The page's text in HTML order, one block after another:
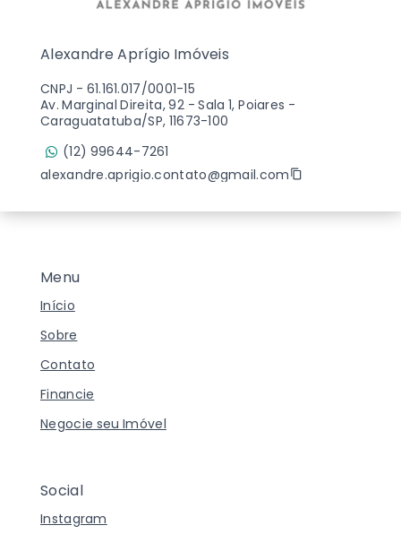
Menu
Início
Sobre
Contato
Financie
Negocie seu Imóvel
Social
Instagram
Alexandre Aprígio Imóveis
CNPJ - 61.161.017/0001-15
Av. Marginal Direita, 92 - Sala 1, Poiares -
Caraguatatuba/SP, 11673-100
(12) 99644-7261
alexandre.aprigio.contato@gmail.com